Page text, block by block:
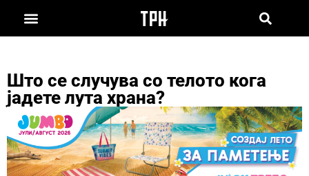
Што се случува со телото кога
јадете лута храна?